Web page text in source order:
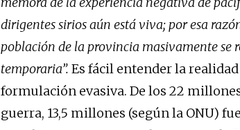
dirigentes sirios aún está viva; por esa
población de la provincia masivamente se
temporaria”. Es fácil entender la
formulación evasiva. De los 22
guerra, 13,5 millones (según la ONU)